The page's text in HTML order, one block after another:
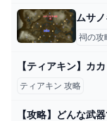
ムサ
祠の攻
ティアキン 攻略